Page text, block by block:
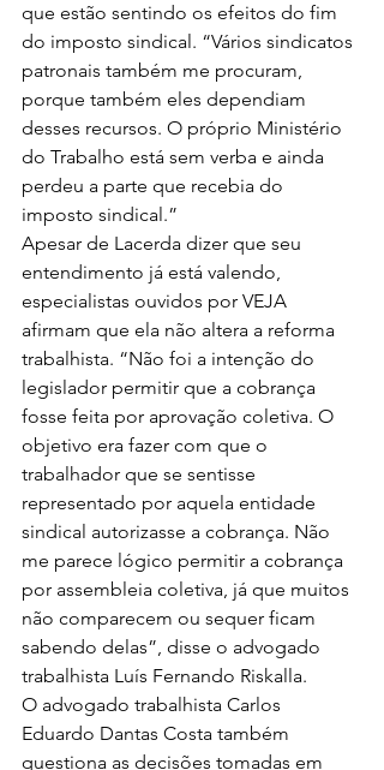
que estão sentindo os efeitos do fim
do imposto sindical. “Vários sindicatos
patronais também me procuram,
porque também eles dependiam
desses recursos. O próprio Ministério
do Trabalho está sem verba e ainda
perdeu a parte que recebia do
imposto sindical.”
Apesar de Lacerda dizer que seu
entendimento já está valendo,
especialistas ouvidos por VEJA
afirmam que ela não altera a reforma
trabalhista. “Não foi a intenção do
legislador permitir que a cobrança
fosse feita por aprovação coletiva. O
objetivo era fazer com que o
trabalhador que se sentisse
representado por aquela entidade
sindical autorizasse a cobrança. Não
me parece lógico permitir a cobrança
por assembleia coletiva, já que muitos
não comparecem ou sequer ficam
sabendo delas”, disse o advogado
trabalhista Luís Fernando Riskalla.
O advogado trabalhista Carlos
Eduardo Dantas Costa também
questiona as decisões tomadas em